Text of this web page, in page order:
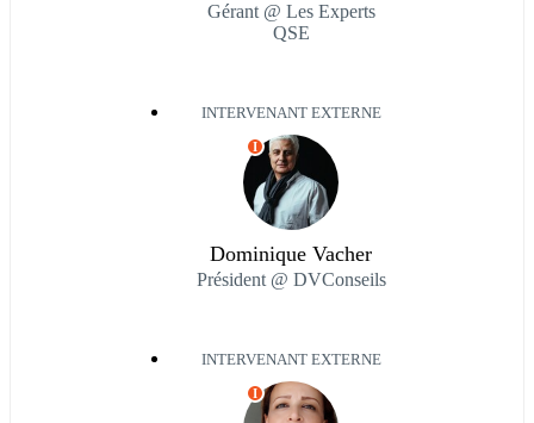
Gérant @ Les Experts
QSE
INTERVENANT EXTERNE
I
Dominique Vacher
Président @ DVConseils
INTERVENANT EXTERNE
I